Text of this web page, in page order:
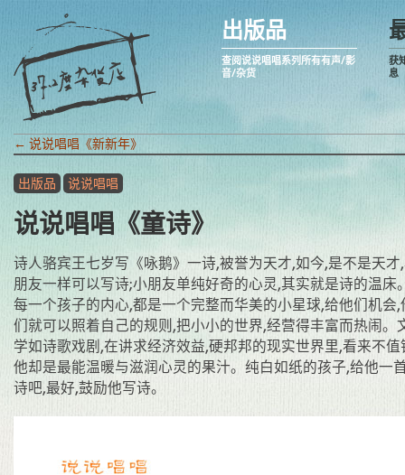
出版品
查阅说说唱唱系列所有有声/影
音/杂货
获
息
← 说说唱唱《新新年》
出版品 说说唱唱
说说唱唱《童诗》
诗人骆宾王七岁写《咏鹅》一诗,被誉为天才,如今,是不是天才
朋友一样可以写诗;小朋友单纯好奇的心灵,其实就是诗的温床
每一个孩子的内心,都是一个完整而华美的小星球,给他们机会,
们就可以照着自己的规则,把小小的世界,经营得丰富而热闹。
学如诗歌戏剧,在讲求经济效益,硬邦邦的现实世界里,看来不值
他却是最能温暖与滋润心灵的果汁。纯白如纸的孩子,给他一
诗吧,最好,鼓励他写诗。